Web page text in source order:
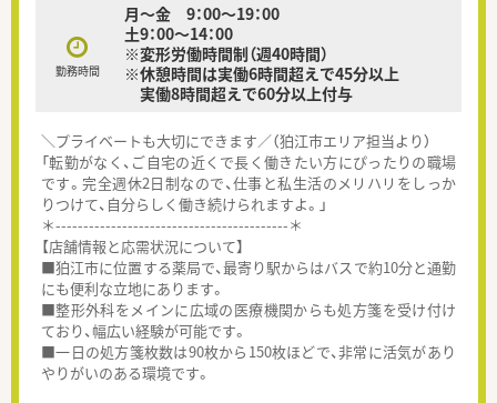
勤務時間
月～金 9：00～19：00
土9：00～14：00
※変形労働時間制（週40時間）
※休憩時間は実働6時間超えで45分以上
実働8時間超えで60分以上付与
＼プライベートも大切にできます／（狛江市エリア担当より）
「転勤がなく、ご自宅の近くで長く働きたい方にぴったりの職場
です。完全週休2日制なので、仕事と私生活のメリハリをしっか
りつけて、自分らしく働き続けられますよ。」
＊------------------------------------------＊
【店舗情報と応需状況について】
■狛江市に位置する薬局で、最寄り駅からはバスで約10分と通勤
にも便利な立地にあります。
■整形外科をメインに広域の医療機関からも処方箋を受け付け
ており、幅広い経験が可能です。
■一日の処方箋枚数は90枚から150枚ほどで、非常に活気があり
やりがいのある環境です。